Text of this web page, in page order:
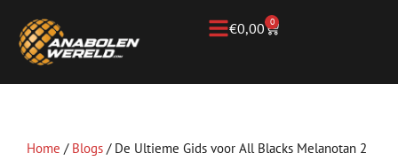
€0,00 0
Home / Blogs / De Ultieme Gids voor All Blacks Melanotan 2